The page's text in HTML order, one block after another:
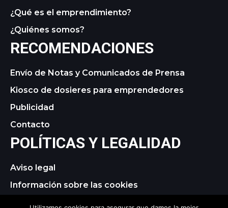
¿Qué es el emprendimiento?
¿Quiénes somos?
RECOMENDACIONES
Envío de Notas y Comunicados de Prensa
Kiosco de dosieres para emprendedores
Publicidad
Contacto
POLÍTICAS Y LEGALIDAD
Aviso legal
Información sobre las cookies